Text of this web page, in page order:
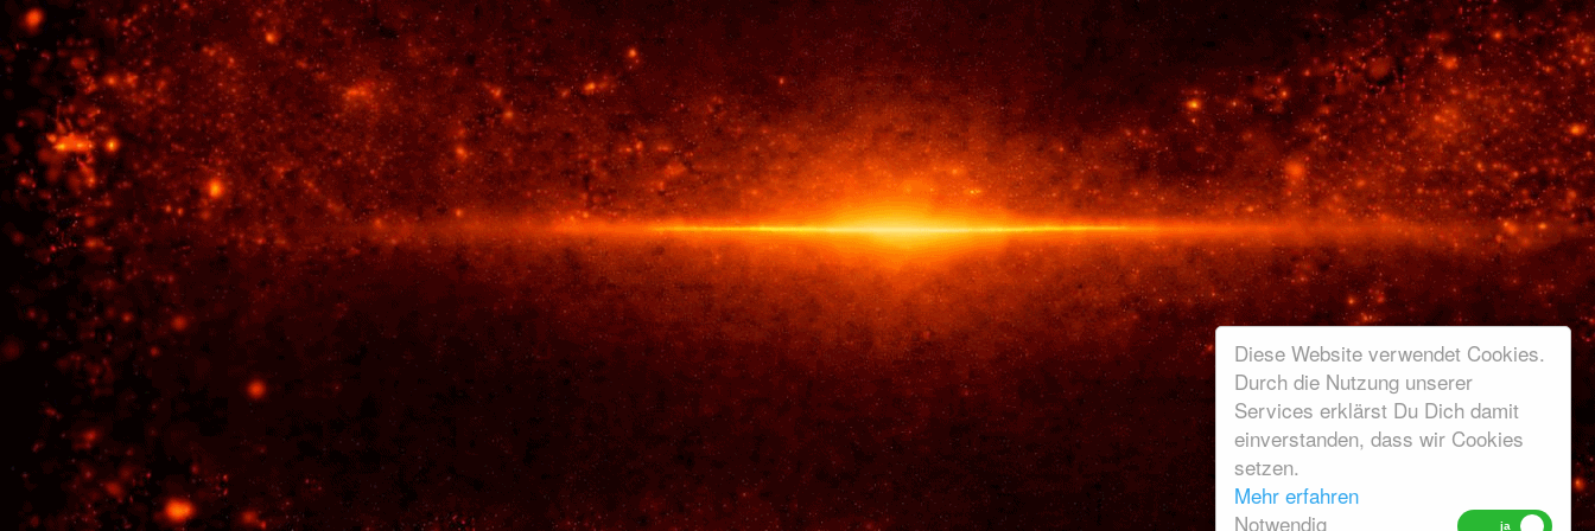
Diese Website verwendet Cookies.
Durch die Nutzung unserer
Services erklärst Du Dich damit
einverstanden, dass wir Cookies
setzen.
Mehr erfahren
Notwendig